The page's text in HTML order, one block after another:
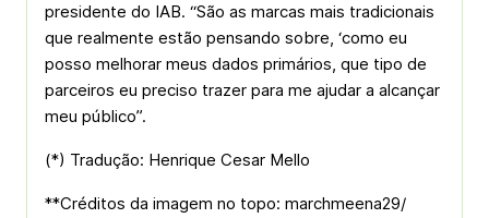
presidente do IAB. “São as marcas mais tradicionais
que realmente estão pensando sobre, ‘como eu
posso melhorar meus dados primários, que tipo de
parceiros eu preciso trazer para me ajudar a alcançar
meu público”.
(*) Tradução: Henrique Cesar Mello
**Créditos da imagem no topo: marchmeena29/